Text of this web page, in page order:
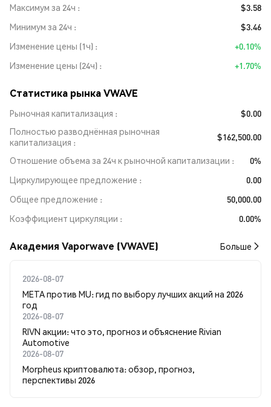
Максимум за 24ч
$3.58
Минимум за 24ч
$3.46
Изменение цены (1ч)
+0.10%
Изменение цены (24ч)
+1.70%
Статистика рынка VWAVE
Рыночная капитализация
$0.00
Полностью разводнённая рыночная
капитализация
$162,500.00
Отношение объема за 24ч к рыночной капитализации
0%
Циркулирующее предложение
0.00
Общее предложение
50,000.00
Коэффициент циркуляции
0.00%
Академия Vaporwave (VWAVE) Больше
2026-08-07
META против MU: гид по выбору лучших акций на 2026
год
2026-08-07
RIVN акции: что это, прогноз и объяснение Rivian
Automotive
2026-08-07
Morpheus криптовалюта: обзор, прогноз,
перспективы 2026